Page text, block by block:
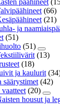
päähineet
(66)
(21)
ja
(51)
(51)
(13)
(18)
ja kaulurit
säärystimet (42)
(20)
housut ja